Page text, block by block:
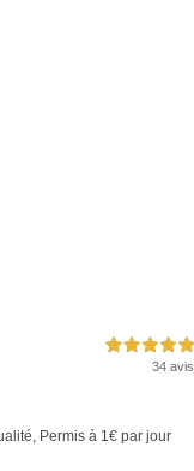
5,0 étoiles sur 5
34 avis
, Permis à 1€ par jour